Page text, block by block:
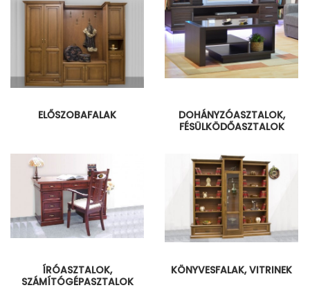
ELŐSZOBAFALAK
DOHÁNYZÓASZTALOK,
FÉSÜLKÖDŐASZTALOK
ÍRÓASZTALOK,
SZÁMÍTÓGÉPASZTALOK
KÖNYVESFALAK, VITRINEK